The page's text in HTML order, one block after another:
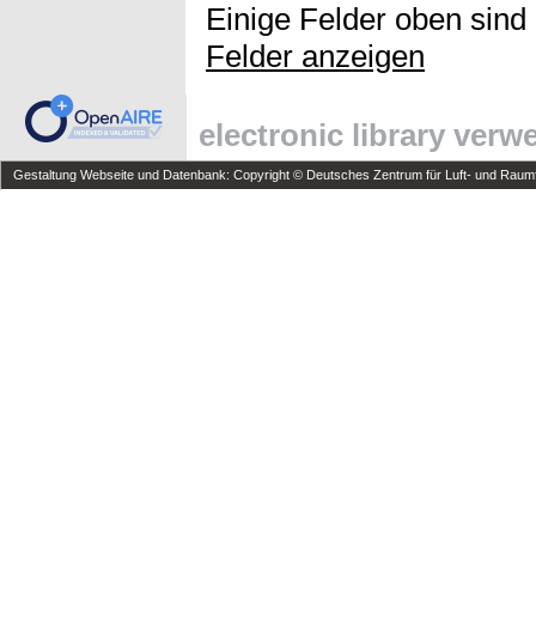
Einige Felder oben
Felder anzeigen
electronic library
Gestaltung Webseite und Datenbank: Copyright © Deutsches Zentrum für Luft- und